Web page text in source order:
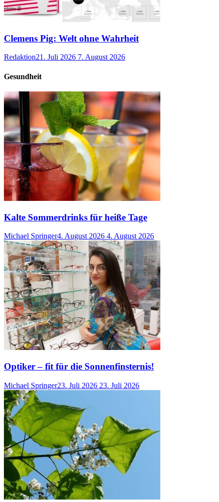
Clemens Pig: Welt ohne Wahrheit
Redaktion21. Juli 2026 7. August 2026
Gesundheit
Kalte Sommerdrinks für heiße Tage
Michael Springer4. August 2026 4. August 2026
Optiker – fit für die Sonnenfinsternis!
Michael Springer23. Juli 2026 23. Juli 2026